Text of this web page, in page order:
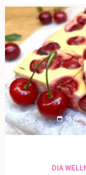
16
DIA